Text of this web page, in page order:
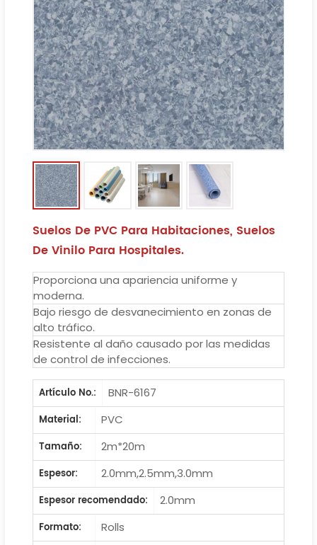
Suelos De PVC Para Habitaciones, Suelos
De Vinilo Para Hospitales.
Proporciona una apariencia uniforme y
moderna.
Bajo riesgo de desvanecimiento en zonas de
alto tráfico.
Resistente al daño causado por las medidas
de control de infecciones.
Artículo No.:
BNR-6167
Material:
PVC
Tamaño:
2m*20m
Espesor:
2.0mm,2.5mm,3.0mm
Espesor recomendado:
2.0mm
Formato:
Rolls